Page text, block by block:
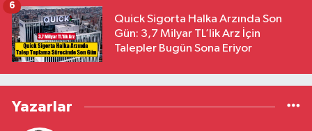
Quick Sigorta Halka Arzında Son
Gün: 3,7 Milyar TL’lik Arz İçin
Talepler Bugün Sona Eriyor
6
Yazarlar